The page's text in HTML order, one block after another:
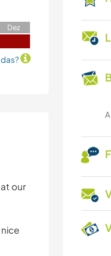
Dez
our